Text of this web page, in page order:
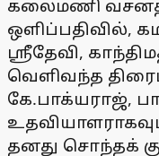
கலைமணி
ஒளிப்பதிவில்,
ஸ்ரீதேவி,
வெளிவந்த
கே.பாக்யராஜ்,
தனது சொந்தக்